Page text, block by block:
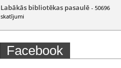
Labākās bibliotēkas pasaulē - 50696
skatījumi
Facebook